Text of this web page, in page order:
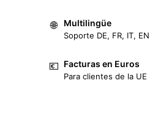
🌐 Multilingüe
Soporte DE, FR, IT, EN
💶 Facturas en Euros
Para clientes de la UE